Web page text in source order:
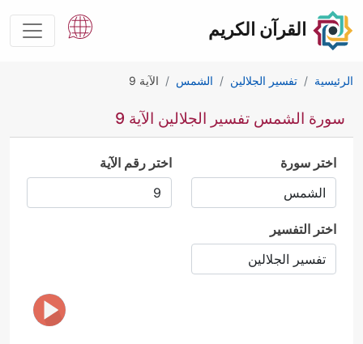
القرآن الكريم
الرئيسية تفسير الجلالين الشمس الآية 9
سورة الشمس تفسير الجلالين الآية 9
اختر سورة اختر رقم الآية
اختر التفسير